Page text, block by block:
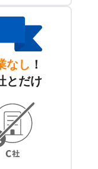
なし ！
とだけ